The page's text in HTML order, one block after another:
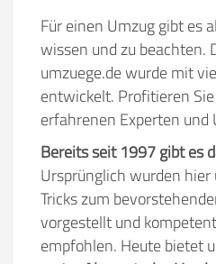
Für einen Umzug gibt es
wissen und zu beachten.
umzuege.de wurde mit
entwickelt. Profitieren
erfahrenen Experten und
Bereits seit 1997 gibt es
Ursprünglich wurden
Tricks zum
vorgestellt und
empfohlen. Heute bietet